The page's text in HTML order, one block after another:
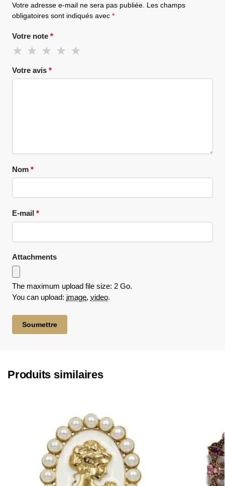
Votre adresse e-mail ne sera pas publiée. Les champs
obligatoires sont indiqués avec *
Votre note *
Votre avis *
Nom *
E-mail *
Attachments
The maximum upload file size: 2 Go.
You can upload: image, video.
Produits similaires